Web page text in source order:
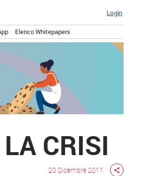
Login
Elenco Whitepapers
CRISI
20 Dicembre 2011 share